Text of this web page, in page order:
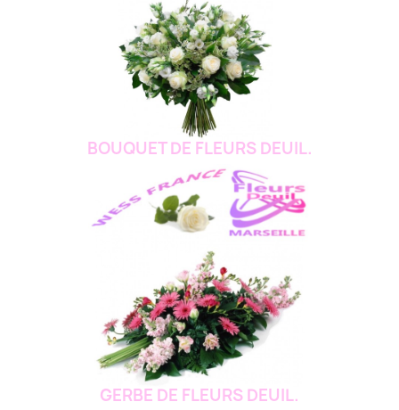
BOUQUET DE FLEURS DEUIL.
GERBE DE FLEURS DEUIL.